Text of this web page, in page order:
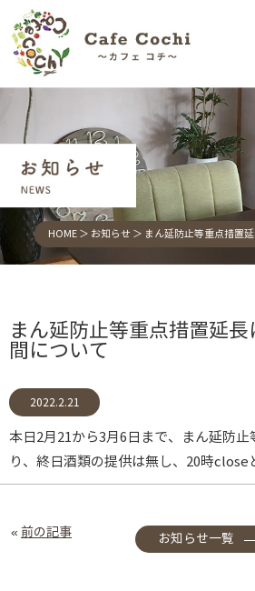
HOME ＞ お知らせ ＞ まん延防止等重点措置
まん延防止等重点措置延
間について
2022.2.21
本日2月21から3月6日まで、まん延防止
り、終日酒類の提供は無し、20時close
« 前の記事 お知らせ一覧